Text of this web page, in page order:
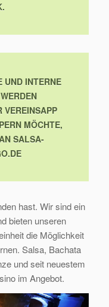
UND INTERNE
M
MÖCHTE,
SALSA-
hast. Wir sind ein
bieten unseren
die Möglichkeit
Salsa, Bachata
und seit neuestem
im Angebot.